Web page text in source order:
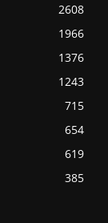
2608
1966
1376
1243
715
654
619
385